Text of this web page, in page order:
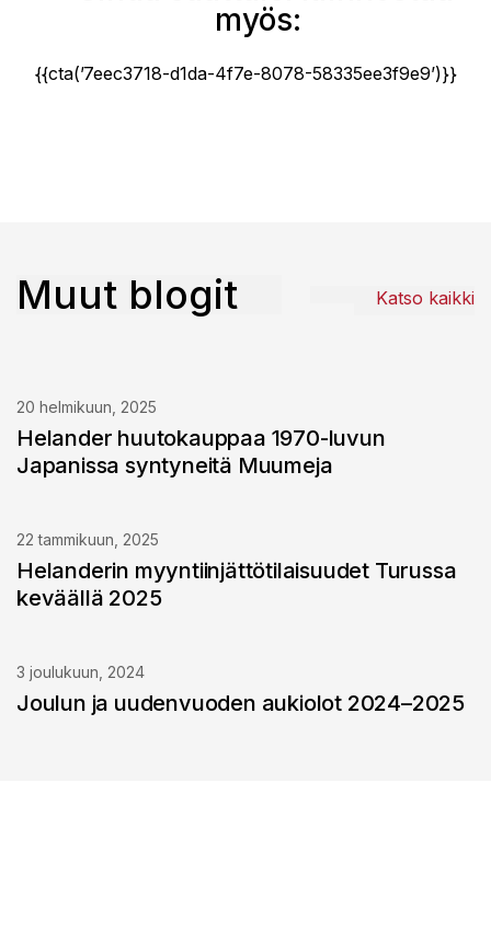
myös:
{{cta(’7eec3718-d1da-4f7e-8078-58335ee3f9e9’)}}
Muut blogit Katso kaikki
20 helmikuun, 2025
Helander huutokauppaa 1970-luvun
Japanissa syntyneitä Muumeja
22 tammikuun, 2025
Helanderin myyntiinjättötilaisuudet Turussa
keväällä 2025
3 joulukuun, 2024
Joulun ja uudenvuoden aukiolot 2024–2025